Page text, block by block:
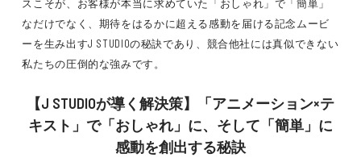
スこそが、お客様が本当に求めていた「おしゃれ」で「簡単」
なだけでなく、期待をはるかに超える感動を届ける記念ムービ
ーを生み出すJ STUDIOの秘訣であり、競合他社には真似できない
私たちの圧倒的な強みです。
【J STUDIOが導く解決策】「アニメーション×テ
キスト」で「おしゃれ」に、そして「簡単」に
感動を創出する秘訣